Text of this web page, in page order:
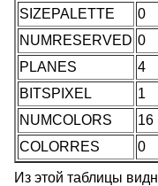
SIZEPALETTE 0
NUMRESERVED 0
PLANES
4
BITSPIXEL
1
NUMCOLORS
16
COLORRES
0
Из этой таблицы